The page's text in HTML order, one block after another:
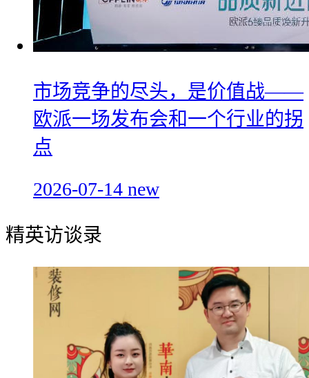
市场竞争的尽头，是价值战——
欧派一场发布会和一个行业的拐
点
2026-07-14 new
精英访谈录